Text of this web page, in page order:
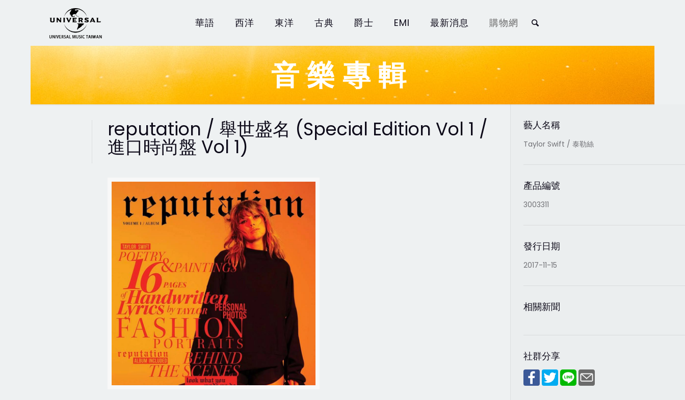
華語 西洋 東洋 古典 爵士 EMI 最新消息 購物網
音樂專輯
reputation / 舉世盛名 (Special Edition Vol 1 /
進口時尚盤 Vol 1)
藝人名稱
Taylor Swift / 泰勒絲
產品編號
3003311
發行日期
2017-11-15
相關新聞
社群分享